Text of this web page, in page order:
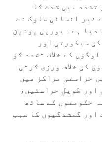
تشدد میں شدت کا
غیر انسانی سلوک نے
دیا ہے۔ یورپی یونین
سیکورٹی اور
کے خلاف تشدد کو
کی خلاف ورزی کرتی
حراستی مراکز میں
اور طویل حراستیں،
حکومتوں کے ساتھ
اور گمشدگیوں کا سبب